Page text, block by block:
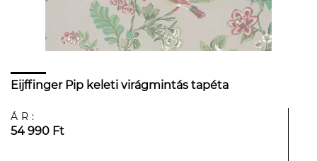
Eijffinger Pip keleti virágmintás tapéta
ÁR:
54 990 Ft